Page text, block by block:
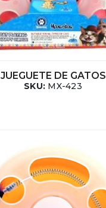
JUEGUETE DE GATOS
SKU: MX-423